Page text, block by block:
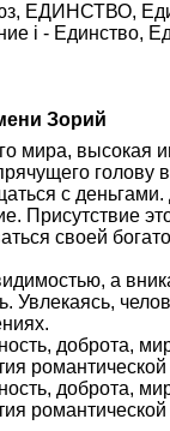
ЕДИНСТВО,
i - Единство,
Зорий
мира, высокая
голову
с
Присутствие
своей
а
Увлекаясь,
доброта,
доброта,